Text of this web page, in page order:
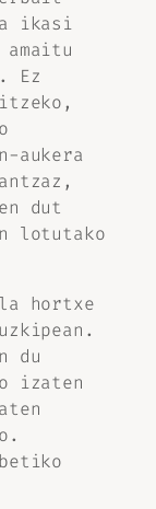
ikasi
Ez
aukera
dut
lotutako
hortxe
du
izaten